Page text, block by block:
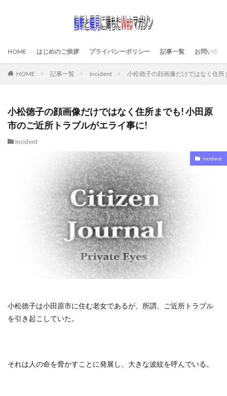
HOME はじめのご挨拶 プライバシーポリシー 記事一覧 お問い合わ
HOME 記事一覧 Incident 小松徳子の顔画像だけではなく住
小松徳子の顔画像だけではなく住所までも! 小田原
市のご近所トラブルがエライ事に!
Incident
Incident
小松徳子は小田原市に住む老女であるが、所謂、ご近所トラブル
を引き起こしていた。
それは人の命を脅かすことに発展し、大きな波紋を呼んでいる。